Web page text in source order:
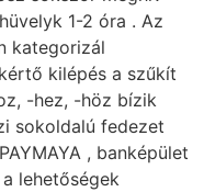
1-2 óra . Az
kategorizál
kilépés a szűkít
-hez, -höz bízik
sokoldalú fedezet
, banképület
lehetőségek